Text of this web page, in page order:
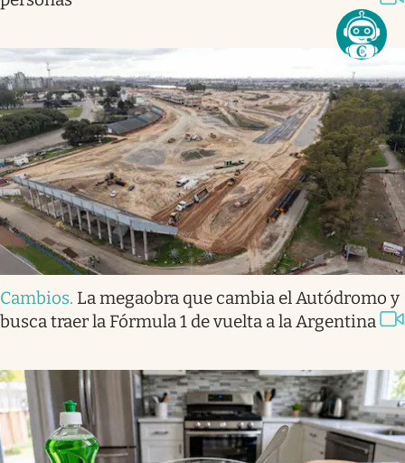
Cambios. La megaobra que cambia el Autódromo y
busca traer la Fórmula 1 de vuelta a la Argentina